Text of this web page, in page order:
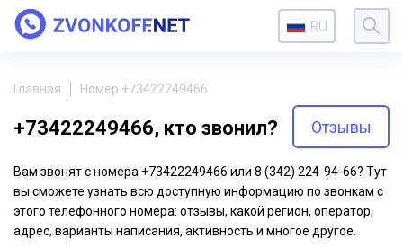
RU
Главная Номер +73422249466
+73422249466, кто звонил? Отзывы
Вам звонят с номера +73422249466 или 8 (342) 224-94-66? Тут
вы сможете узнать всю доступную информацию по звонкам с
этого телефонного номера: отзывы, какой регион, оператор,
адрес, варианты написания, активность и многое другое.